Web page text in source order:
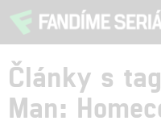
Články s
Man: